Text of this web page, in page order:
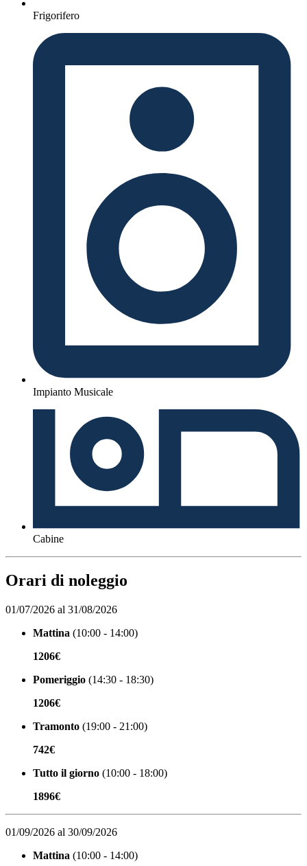
Frigorifero
Impianto Musicale
Cabine
Orari di noleggio
01/07/2026 al 31/08/2026
Mattina (10:00 - 14:00)
1206€
Pomeriggio (14:30 - 18:30)
1206€
Tramonto (19:00 - 21:00)
742€
Tutto il giorno (10:00 - 18:00)
1896€
01/09/2026 al 30/09/2026
Mattina (10:00 - 14:00)